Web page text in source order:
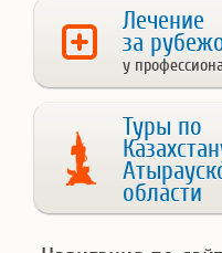
Лечение
за
у
Туры по
области